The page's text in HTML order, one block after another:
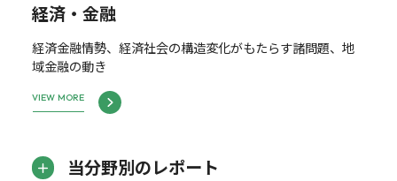
経済・金融
経済金融情勢、経済社会の構造変化がもたらす諸問題、地
域金融の動き
VIEW MORE
当分野別のレポート